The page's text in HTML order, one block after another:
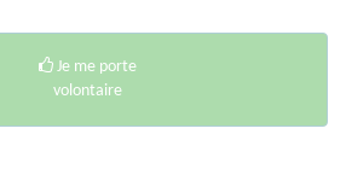
Je me porte
volontaire